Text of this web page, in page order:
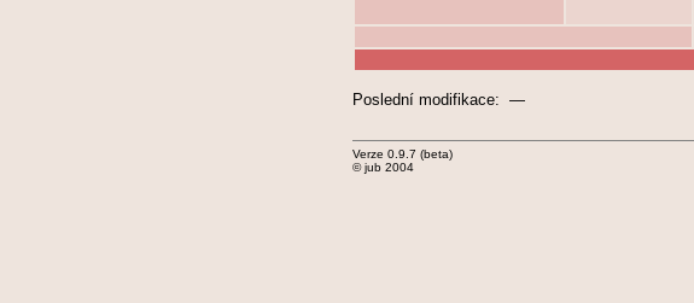
Poslední modifikace: —
Verze 0.9.7 (beta)
© jub 2004